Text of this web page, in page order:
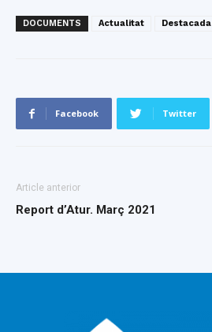
DOCUMENTS Actualitat Destacada
Facebook Twitter
Article anterior
Report d’Atur. Març 2021